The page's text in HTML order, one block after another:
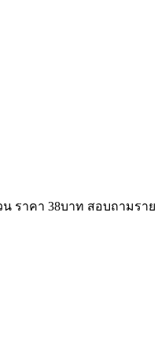
ราคา 38บาท สอบถามราย